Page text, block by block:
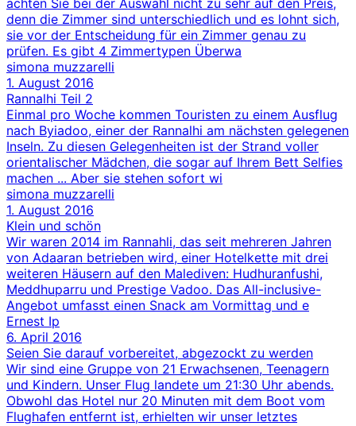
achten Sie bei der Auswahl nicht zu sehr auf den Preis,
denn die Zimmer sind unterschiedlich und es lohnt sich,
sie vor der Entscheidung für ein Zimmer genau zu
prüfen. Es gibt 4 Zimmertypen Überwa
simona muzzarelli
1. August 2016
Rannalhi Teil 2
Einmal pro Woche kommen Touristen zu einem Ausflug
nach Byiadoo, einer der Rannalhi am nächsten gelegenen
Inseln. Zu diesen Gelegenheiten ist der Strand voller
orientalischer Mädchen, die sogar auf Ihrem Bett Selfies
machen ... Aber sie stehen sofort wi
simona muzzarelli
1. August 2016
Klein und schön
Wir waren 2014 im Rannahli, das seit mehreren Jahren
von Adaaran betrieben wird, einer Hotelkette mit drei
weiteren Häusern auf den Malediven: Hudhuranfushi,
Meddhuparru und Prestige Vadoo. Das All-inclusive-
Angebot umfasst einen Snack am Vormittag und e
Ernest Ip
6. April 2016
Seien Sie darauf vorbereitet, abgezockt zu werden
Wir sind eine Gruppe von 21 Erwachsenen, Teenagern
und Kindern. Unser Flug landete um 21:30 Uhr abends.
Obwohl das Hotel nur 20 Minuten mit dem Boot vom
Flughafen entfernt ist, erhielten wir unser letztes